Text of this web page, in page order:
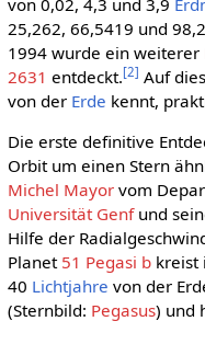
25,262, 66,5419 und
1994 wurde ein weiterer
2631 entdeckt.[2] Auf
von der Erde kennt,
Die erste definitive
Orbit um einen Stern
Michel Mayorvom
Universität Genfund
Hilfe der
Planet 51 Pegasi bkreist
40 Lichtjahre von der
(Sternbild: Pegasus) und